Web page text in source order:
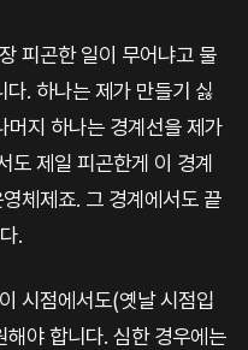
피곤한 일이 무어냐고 물
. 하나는 제가 만들기 싫
머지 하나는 경계선을 제가
도 제일 피곤한게 이 경계
체제죠. 그 경계에서도 끝
.
시점에서도(옛날 시점입
야 합니다. 심한 경우에는